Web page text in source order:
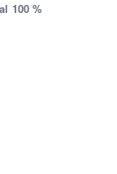
100 %